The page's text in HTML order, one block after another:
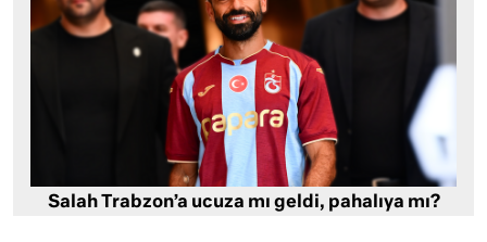
Salah Trabzon’a ucuza mı geldi, pahalıya mı?